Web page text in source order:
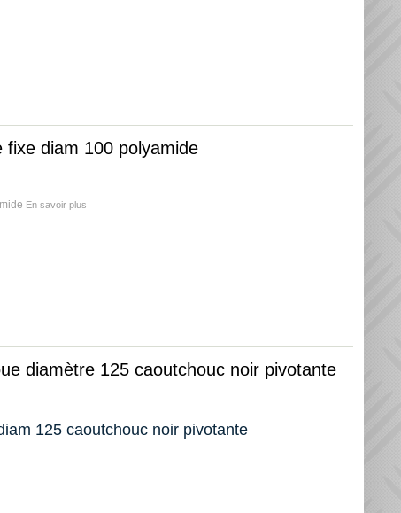
fixe diam 100 polyamide
En savoir plus
diamètre 125 caoutchouc noir pivotante
125 caoutchouc noir pivotante